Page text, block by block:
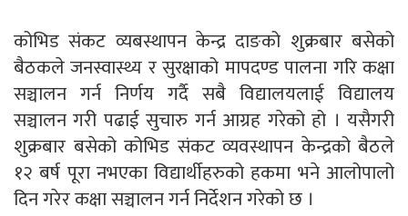
कोभिड संकट व्यबस्थापन केन्द्र दाङको शुक्रबार बसेको
बैठकले जनस्वास्थ्य र सुरक्षाको मापदण्ड पालना गरि कक्षा
सञ्चालन गर्न निर्णय गर्दै सबै विद्यालयलाई विद्यालय
सञ्चालन गरी पढाई सुचारु गर्न आग्रह गरेको हो । यसैगरी
शुक्रबार बसेको कोभिड संकट व्यवस्थापन केन्द्रको बैठले
१२ बर्ष पूरा नभएका विद्यार्थीहरुको हकमा भने आलोपालो
दिन गरेर कक्षा सञ्चालन गर्न निर्देशन गरेको छ ।